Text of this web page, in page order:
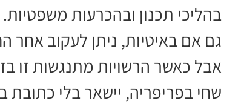
בהליכי תכנון ובהכרעות
גם אם באיטיות, ניתן לעקוב אחר
אבל כאשר הרשויות מתנגשות זו
שחי בפריפריה, יישאר בלי כתובת